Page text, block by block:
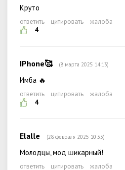
Круто
ответить цитировать
жалоба
4
IPhone🥰 (8 марта 2025 14:13)
Имба 🔥
ответить цитировать
жалоба
4
Elalle (28 февраля 2025 10:55)
Молодцы, мод шикарный!
ответить цитировать
жалоба